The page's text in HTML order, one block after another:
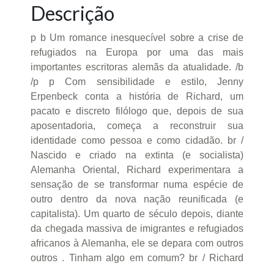
Descrição
p b Um romance inesquecível sobre a crise de
refugiados na Europa por uma das mais
importantes escritoras alemãs da atualidade. /b
/p p Com sensibilidade e estilo, Jenny
Erpenbeck conta a história de Richard, um
pacato e discreto filólogo que, depois de sua
aposentadoria, começa a reconstruir sua
identidade como pessoa e como cidadão. br /
Nascido e criado na extinta (e socialista)
Alemanha Oriental, Richard experimentara a
sensação de se transformar numa espécie de
outro dentro da nova nação reunificada (e
capitalista). Um quarto de século depois, diante
da chegada massiva de imigrantes e refugiados
africanos à Alemanha, ele se depara com outros
outros . Tinham algo em comum? br / Richard